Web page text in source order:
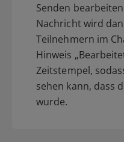
Senden
Nachricht wird
Teilnehmern im
Hinweis
Zeitstempel,
sehen kann, dass
wurde.